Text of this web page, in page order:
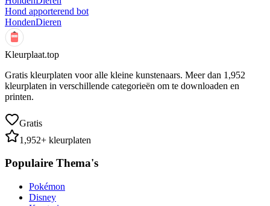
Hond apporterend bot
HondenDieren
Kleurplaat.top
Gratis kleurplaten voor alle kleine kunstenaars. Meer dan 1,952
kleurplaten in verschillende categorieën om te downloaden en
printen.
Gratis
1,952+ kleurplaten
Populaire Thema's
Pokémon
Disney